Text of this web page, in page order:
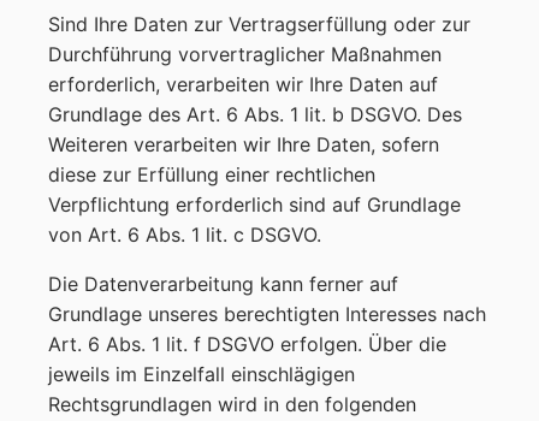
Sind Ihre Daten zur Vertragserfüllung oder zur
Durchführung vorvertraglicher Maßnahmen
erforderlich, verarbeiten wir Ihre Daten auf
Grundlage des Art. 6 Abs. 1 lit. b DSGVO. Des
Weiteren verarbeiten wir Ihre Daten, sofern
diese zur Erfüllung einer rechtlichen
Verpflichtung erforderlich sind auf Grundlage
von Art. 6 Abs. 1 lit. c DSGVO.
Die Datenverarbeitung kann ferner auf
Grundlage unseres berechtigten Interesses nach
Art. 6 Abs. 1 lit. f DSGVO erfolgen. Über die
jeweils im Einzelfall einschlägigen
Rechtsgrundlagen wird in den folgenden